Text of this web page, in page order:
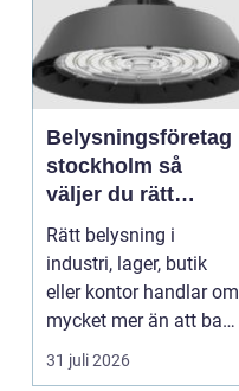
Belysningsföretag
stockholm så
väljer du rätt
partner för
professionell
ljussättning
Rätt belysning i
industri, lager, butik
eller kontor handlar om
mycket mer än att bara
få det ljust....
31 juli 2026